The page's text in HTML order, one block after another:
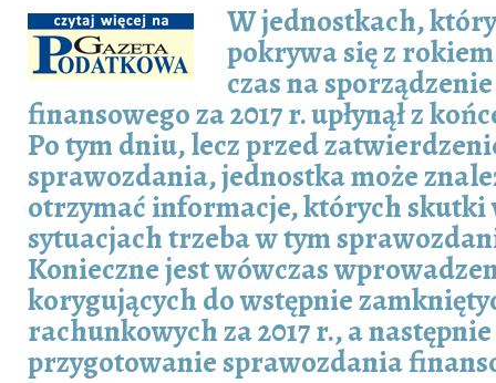
W jednostkach,
pokrywa się z
czas na
finansowego za 2017 r. upłynął z
Po tym dniu, lecz przed
sprawozdania, jednostka może
otrzymać informacje, których skutki
sytuacjach trzeba w tym
Konieczne jest wówczas
korygujących do wstępnie
rachunkowych za 2017 r., a
przygotowanie sprawozdania